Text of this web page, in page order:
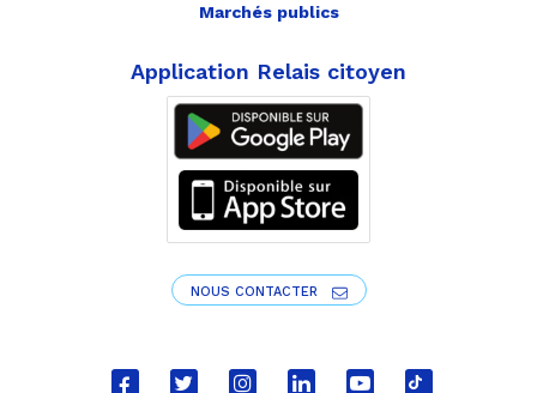
Marchés publics
Application Relais citoyen
NOUS CONTACTER